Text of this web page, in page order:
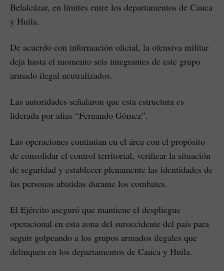
Belalcázar, en límites entre los departamentos de Cauca
y Huila.
De acuerdo con información oficial, la ofensiva militar
deja hasta el momento seis integrantes de este grupo
armado ilegal neutralizados.
Las autoridades señalaron que esta estructura es
liderada por alias “Fernando Gómez”.
Las operaciones continúan en el área con el propósito
de consolidar el control territorial, verificar la situación
de seguridad y establecer plenamente las identidades de
las personas abatidas durante los combates.
El Ejército aseguró que mantiene el despliegue
operacional en esta zona del suroccidente del país para
seguir golpeando a los grupos armados ilegales que
delinquen en los departamentos de Cauca y Huila.